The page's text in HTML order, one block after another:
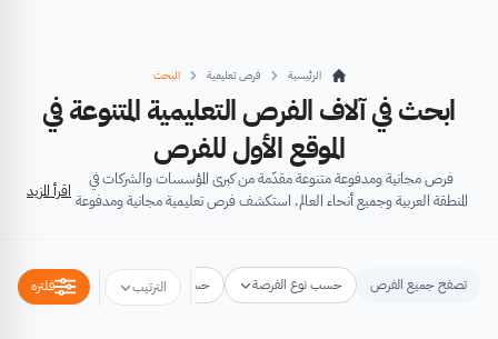
الرئيسية فرص تعليمية البحث
ابحث في آلاف الفرص التعليمية المتنوعة في
الموقع الأول للفرص
فرص مجانية ومدفوعة متنوعة مقدّمة من كبرى المؤسسات والشركات في
المنطقة العربية وجميع أنحاء العالم. استكشف فرص تعليمية مجانية ومدفوعة
الخبرات وبناء القدرات.
اقرأ المزيد
تصفح جميع الفرص حسب نوع الفرصة حسب مكان الفرصة حسب الترتيب فلتره